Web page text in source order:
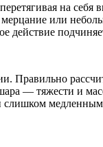
на
или
действие
— тяжести и